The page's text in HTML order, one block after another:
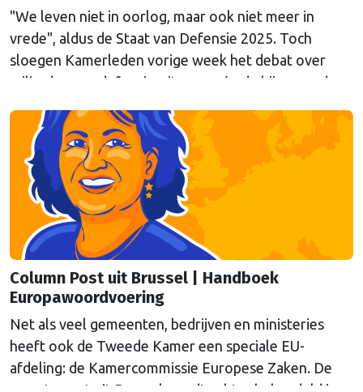
"We leven niet in oorlog, maar ook niet meer in
vrede", aldus de Staat van Defensie 2025. Toch
sloegen Kamerleden vorige week het debat over
miljarden aan defensie-uitgaven, én de bijpassende
kritisch.
Column Post uit Brussel | Handboek
Europawoordvoering
Net als veel gemeenten, bedrijven en ministeries
heeft ook de Tweede Kamer een speciale EU-
afdeling: de Kamercommissie Europese Zaken. De